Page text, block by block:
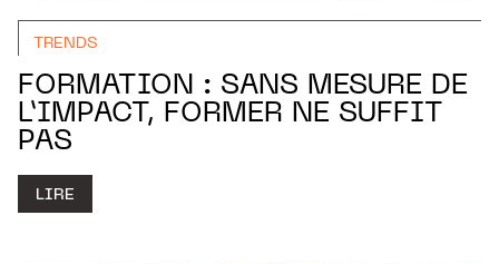
TRENDS
FORMATION : SANS MESURE DE
L’IMPACT, FORMER NE SUFFIT
PAS
LIRE